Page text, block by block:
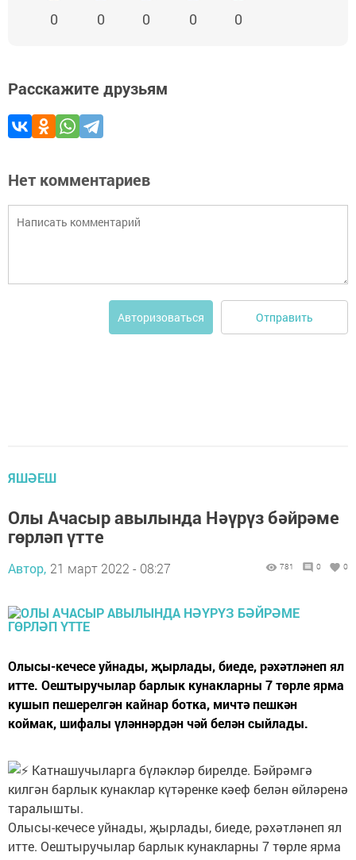
0 0 0 0 0
Расскажите друзьям
Нет комментариев
Авторизоваться Отправить
ЯШӘЕШ
Олы Ачасыр авылында Нәүрүз бәйрәме
гөрләп үтте
Автор, 21 март 2022 - 08:27 781 0 0
Олысы-кечесе уйнады, җырлады, биеде, рәхәтләнеп ял
итте. Оештыручылар барлык кунакларны 7 төрле ярма
кушып пешерелгән кайнар ботка, мичтә пешкән
коймак, шифалы үләннәрдән чәй белән сыйлады.
Катнашучыларга бүләкләр бирелде. Бәйрәмгә
килгән барлык кунаклар күтәренке кәеф белән өйләренә
таралышты.
Олысы-кечесе уйнады, җырлады, биеде, рәхәтләнеп ял
итте. Оештыручылар барлык кунакларны 7 төрле ярма